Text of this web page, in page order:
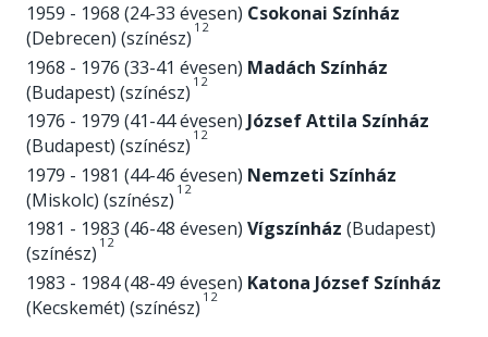
1959 - 1968 (24-33 évesen) Csokonai Színház
(Debrecen) (színész) 1 2
1968 - 1976 (33-41 évesen) Madách Színház
(Budapest) (színész) 1 2
1976 - 1979 (41-44 évesen) József Attila Színház
(Budapest) (színész) 1 2
1979 - 1981 (44-46 évesen) Nemzeti Színház
(Miskolc) (színész) 1 2
1981 - 1983 (46-48 évesen) Vígszínház (Budapest)
(színész) 1 2
1983 - 1984 (48-49 évesen) Katona József Színház
(Kecskemét) (színész) 1 2